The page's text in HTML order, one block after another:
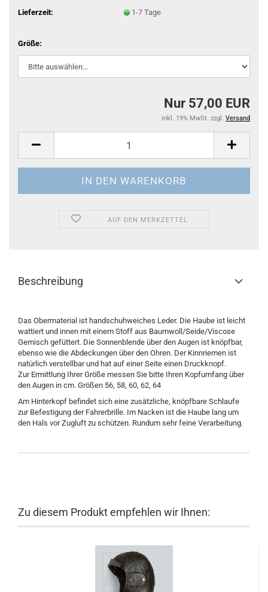
Lieferzeit:
1-7 Tage
Größe:
Nur 57,00 EUR
inkl. 19% MwSt. zzgl. Versand
AUF DEN MERKZETTEL
Beschreibung
Das Obermaterial ist handschuhweiches Leder. Die Haube ist leicht
wattiert und innen mit einem Stoff aus Baumwoll/Seide/Viscose
Gemisch gefüttert. Die Sonnenblende über den Augen ist knöpfbar,
ebenso wie die Abdeckungen über den Ohren. Der Kinnriemen ist
natürlich verstellbar und hat auf einer Seite einen Druckknopf.
Zur Ermittlung Ihrer Größe messen Sie bitte Ihren Kopfumfang über
den Augen in cm. Größen 56, 58, 60, 62, 64
Am Hinterkopf befindet sich eine zusätzliche, knöpfbare Schlaufe
zur Befestigung der Fahrerbrille. Im Nacken ist die Haube lang um
den Hals vor Zugluft zu schützen. Rundum sehr feine Verarbeitung.
Zu diesem Produkt empfehlen wir Ihnen: